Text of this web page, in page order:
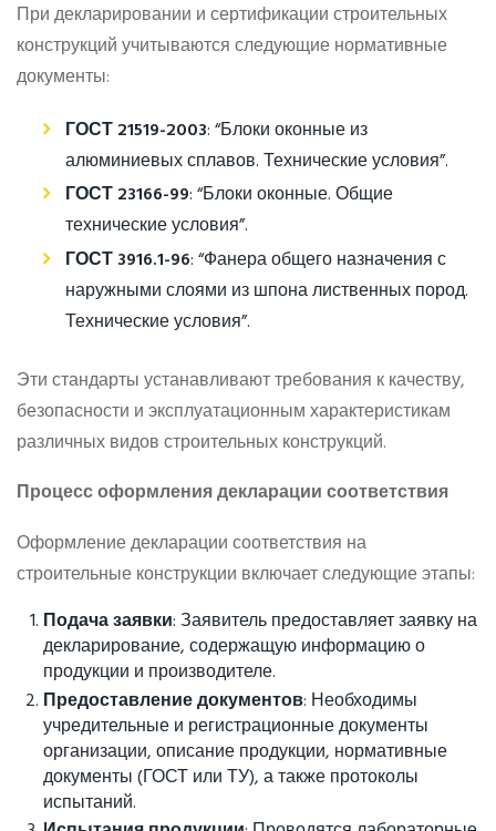
При декларировании и сертификации строительных
конструкций учитываются следующие нормативные
документы:
ГОСТ 21519-2003: “Блоки оконные из
алюминиевых сплавов. Технические условия”.
ГОСТ 23166-99: “Блоки оконные. Общие
технические условия”.
ГОСТ 3916.1-96: “Фанера общего назначения с
наружными слоями из шпона лиственных пород.
Технические условия”.
Эти стандарты устанавливают требования к качеству,
безопасности и эксплуатационным характеристикам
различных видов строительных конструкций.
Процесс оформления декларации соответствия
Оформление декларации соответствия на
строительные конструкции включает следующие этапы:
Подача заявки: Заявитель предоставляет заявку на
декларирование, содержащую информацию о
продукции и производителе.
Предоставление документов: Необходимы
учредительные и регистрационные документы
организации, описание продукции, нормативные
документы (ГОСТ или ТУ), а также протоколы
испытаний.